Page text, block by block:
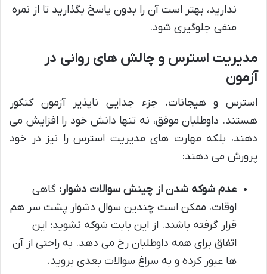
ندارید، بهتر است آن را بدون پاسخ بگذارید تا از نمره
منفی جلوگیری شود.
مدیریت استرس و چالش های روانی در
آزمون
استرس و هیجانات، جزء جدایی ناپذیر آزمون کنکور
هستند. داوطلبان موفق، نه تنها دانش خود را افزایش می
دهند، بلکه مهارت های مدیریت استرس را نیز در خود
پرورش می دهند:
عدم شوکه شدن از چینش سوالات دشوار: گاهی
اوقات، ممکن است چندین سوال دشوار پشت سر هم
قرار گرفته باشند. از این بابت شوکه نشوید؛ این
اتفاق برای همه داوطلبان رخ می دهد. به راحتی از آن
ها عبور کرده و به سراغ سوالات بعدی بروید.